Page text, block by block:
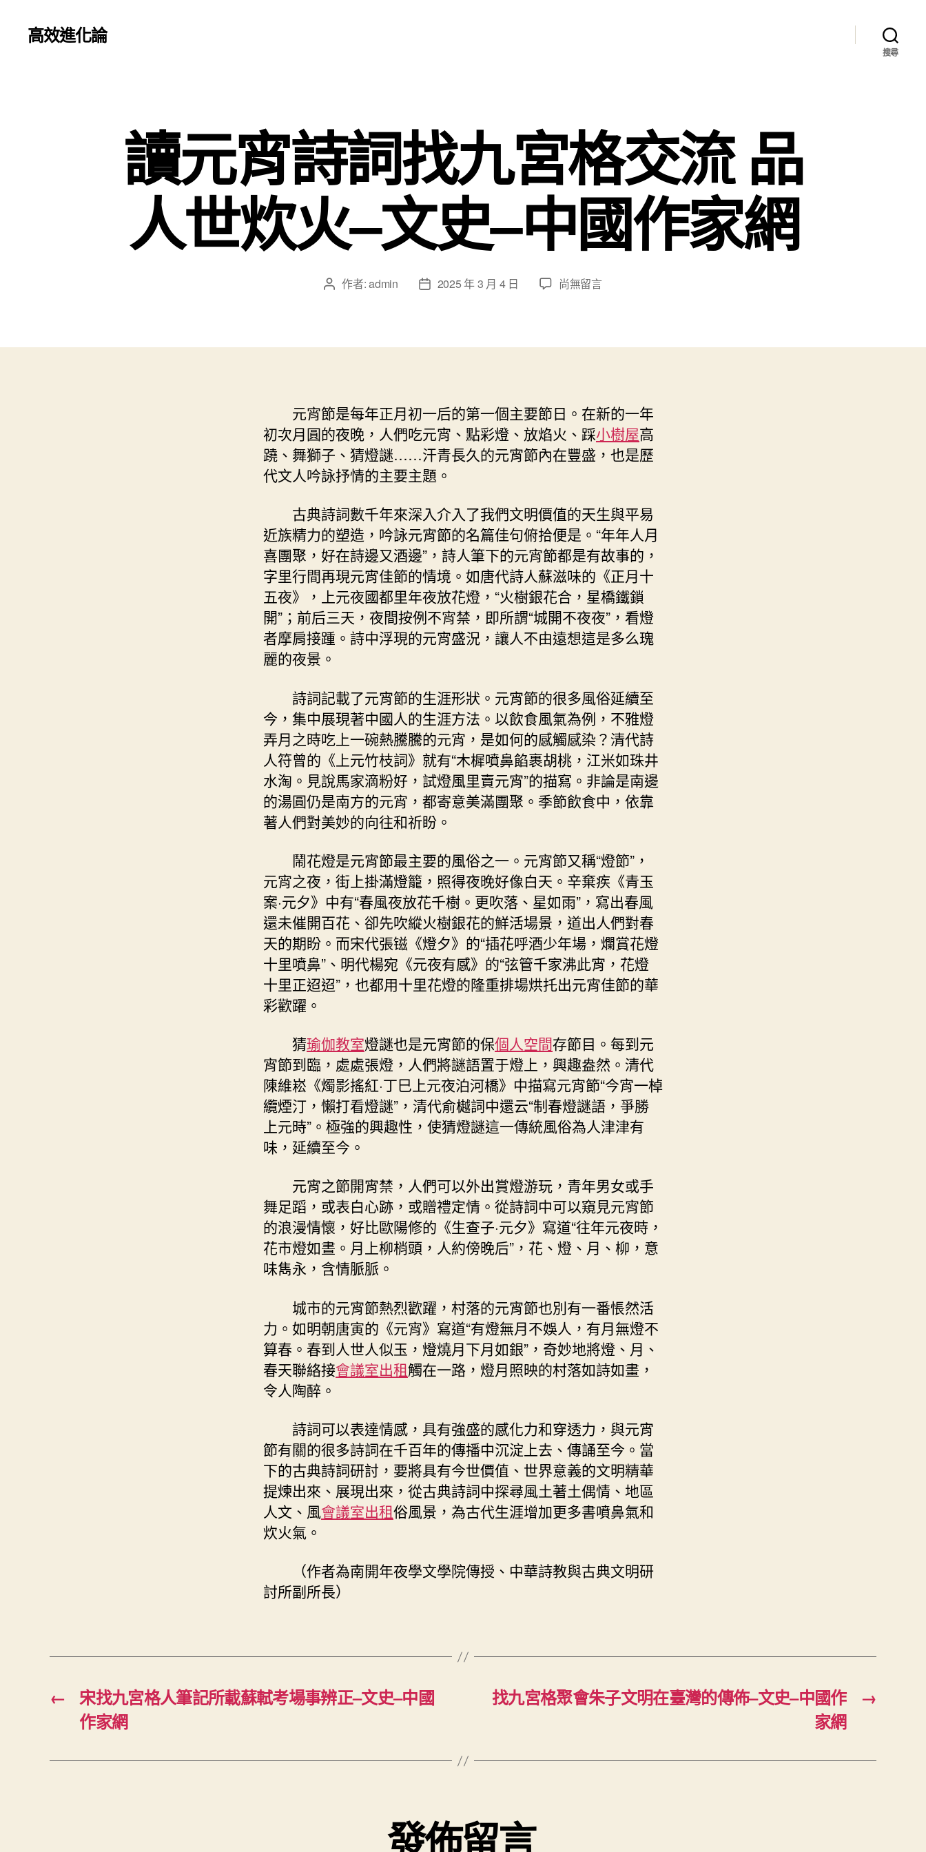
高效進化論
搜尋
讀元宵詩詞找九宮格交流 品
人世炊火–文史–中國作家網
文 作者:admin
文
日
2025 年 3 月 4 日
在
詩
宮
格
交
流
世
炊
火
–
文
史
–
中
國
網〉
中
尚無留言
元宵節是每年正月初一后的第一個主要節日。在新的一年
初次月圓的夜晚，人們吃元宵、點彩燈、放焰火、踩小樹屋高
蹺、舞獅子、猜燈謎……汗青長久的元宵節內在豐盛，也是歷
代文人吟詠抒情的主要主題。
古典詩詞數千年來深入介入了我們文明價值的天生與平易
近族精力的塑造，吟詠元宵節的名篇佳句俯拾便是。“年年人月
喜團聚，好在詩邊又酒邊”，詩人筆下的元宵節都是有故事的，
字里行間再現元宵佳節的情境。如唐代詩人蘇滋味的《正月十
五夜》，上元夜國都里年夜放花燈，“火樹銀花合，星橋鐵鎖
開”；前后三天，夜間按例不宵禁，即所謂“城開不夜夜”，看燈
者摩肩接踵。詩中浮現的元宵盛況，讓人不由遠想這是多么瑰
麗的夜景。
詩詞記載了元宵節的生涯形狀。元宵節的很多風俗延續至
今，集中展現著中國人的生涯方法。以飲食風氣為例，不雅燈
弄月之時吃上一碗熱騰騰的元宵，是如何的感觸感染？清代詩
人符曾的《上元竹枝詞》就有“木樨噴鼻餡裹胡桃，江米如珠井
水淘。見說馬家滴粉好，試燈風里賣元宵”的描寫。非論是南邊
的湯圓仍是南方的元宵，都寄意美滿團聚。季節飲食中，依靠
著人們對美妙的向往和祈盼。
鬧花燈是元宵節最主要的風俗之一。元宵節又稱“燈節”，
元宵之夜，街上掛滿燈籠，照得夜晚好像白天。辛棄疾《青玉
案·元夕》中有“春風夜放花千樹。更吹落、星如雨”，寫出春風
還未催開百花、卻先吹縱火樹銀花的鮮活場景，道出人們對春
天的期盼。而宋代張镃《燈夕》的“插花呼酒少年場，爛賞花燈
十里噴鼻”、明代楊宛《元夜有感》的“弦管千家沸此宵，花燈
十里正迢迢”，也都用十里花燈的隆重排場烘托出元宵佳節的華
彩歡躍。
猜瑜伽教室燈謎也是元宵節的保個人空間存節目。每到元
宵節到臨，處處張燈，人們將謎語置于燈上，興趣盎然。清代
陳維崧《燭影搖紅·丁巳上元夜泊河橋》中描寫元宵節“今宵一棹
纜煙汀，懶打看燈謎”，清代俞樾詞中還云“制春燈謎語，爭勝
上元時”。極強的興趣性，使猜燈謎這一傳統風俗為人津津有
味，延續至今。
元宵之節開宵禁，人們可以外出賞燈游玩，青年男女或手
舞足蹈，或表白心跡，或贈禮定情。從詩詞中可以窺見元宵節
的浪漫情懷，好比歐陽修的《生查子·元夕》寫道“往年元夜時，
花市燈如晝。月上柳梢頭，人約傍晚后”，花、燈、月、柳，意
味雋永，含情脈脈。
城市的元宵節熱烈歡躍，村落的元宵節也別有一番悵然活
力。如明朝唐寅的《元宵》寫道“有燈無月不娛人，有月無燈不
算春。春到人世人似玉，燈燒月下月如銀”，奇妙地將燈、月、
春天聯絡接會議室出租觸在一路，燈月照映的村落如詩如畫，
令人陶醉。
詩詞可以表達情感，具有強盛的感化力和穿透力，與元宵
節有關的很多詩詞在千百年的傳播中沉淀上去、傳誦至今。當
下的古典詩詞研討，要將具有今世價值、世界意義的文明精華
提煉出來、展現出來，從古典詩詞中探尋風土著土偶情、地區
人文、風會議室出租俗風景，為古代生涯增加更多書噴鼻氣和
炊火氣。
（作者為南開年夜學文學院傳授、中華詩教與古典文明研
討所副所長）
←
宋找九宮格人筆記所載蘇軾考場事辨正–文史–中國
作家網
→
找九宮格聚會朱子文明在臺灣的傳佈–文史–中國作
家網
發佈留言